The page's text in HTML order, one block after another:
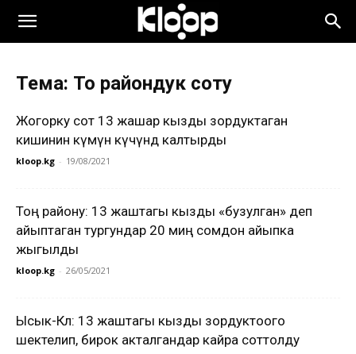
Тема: Тоң райондук соту
Жогорку сот 13 жашар кызды зордуктаган
кишинин өкүмүн күчүндө калтырды
kloop.kg - 19/08/2021
Тоң району: 13 жаштагы кызды «бузулган» деп
айыптаган тургундар 20 миң сомдон айыпка
жыгылды
kloop.kg - 26/05/2021
Ысык-Көл: 13 жаштагы кызды зордуктоого
шектелип, бирок акталгандар кайра соттолду